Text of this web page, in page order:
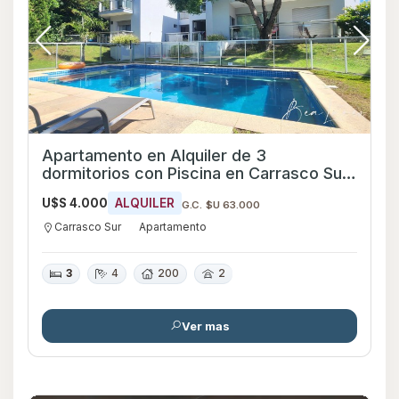
Apartamento en Alquiler de 3
dormitorios con Piscina en Carrasco Sur,
Montevideo
U$S 4.000 ALQUILER G.C. $U 63.000
Carrasco Sur Apartamento
3 4 200 2
Ver mas